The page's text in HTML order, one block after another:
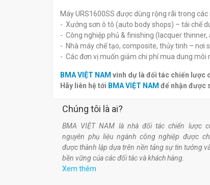
Máy URS1600SS được dùng rộng rãi trong
- Xưởng sơn ô tô (auto body shops) – tái chế
- Công nghiệp phủ & finishing (lacquer
- Nhà máy chế tạo, composite, thủy tinh – nơi
- Các đơn vị muốn giảm chi phí mua dung môi
BMA VIỆT NAM vinh dự là đối tác chiến lược
Hãy liên hệ tới BMA VIỆT NAM để nhận được
Chúng tôi là ai?
BMA VIỆT NAM là nhà đối tác chiến lược
nguyên phụ liệu ngành công nghiệp được
được thành lập dựa trên nền tảng sự tin tưởng
bền vững của các đối tác và khách hàng.
Xem thêm